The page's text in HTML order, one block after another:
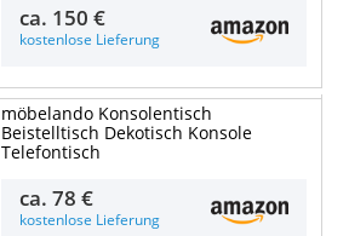
ca. 150 €
kostenlose Lieferung
möbelando Konsolentisch
Beistelltisch Dekotisch Konsole
Telefontisch
ca.78 €
kostenlose Lieferung